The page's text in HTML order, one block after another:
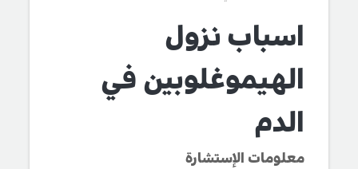
اسباب نزول
الهيموغلوبين في
الدم
معلومات الإستشارة